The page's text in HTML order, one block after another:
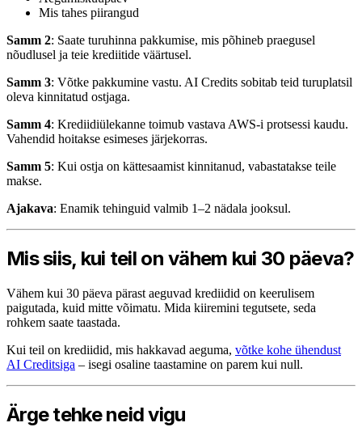
Mis tahes piirangud
Samm 2: Saate turuhinna pakkumise, mis põhineb praegusel
nõudlusel ja teie krediitide väärtusel.
Samm 3: Võtke pakkumine vastu. AI Credits sobitab teid turuplatsil
oleva kinnitatud ostjaga.
Samm 4: Krediidiülekanne toimub vastava AWS-i protsessi kaudu.
Vahendid hoitakse esimeses järjekorras.
Samm 5: Kui ostja on kättesaamist kinnitanud, vabastatakse teile
makse.
Ajakava: Enamik tehinguid valmib 1–2 nädala jooksul.
Mis siis, kui teil on vähem kui 30 päeva?
Vähem kui 30 päeva pärast aeguvad krediidid on keerulisem
paigutada, kuid mitte võimatu. Mida kiiremini tegutsete, seda
rohkem saate taastada.
Kui teil on krediidid, mis hakkavad aeguma, võtke kohe ühendust
AI Creditsiga – isegi osaline taastamine on parem kui null.
Ärge tehke neid vigu